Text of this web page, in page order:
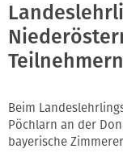
Teilnehmern
Beim
Pöchlarn an der
bayerische